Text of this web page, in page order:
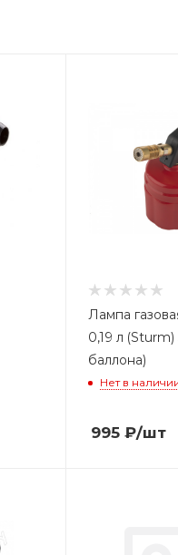
Лампа
0,19 л
баллона)
Нет в
995 ₽/шт